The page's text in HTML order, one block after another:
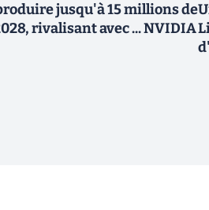
jusqu'à 15 millions de
rivalisant avec ... NVIDIA